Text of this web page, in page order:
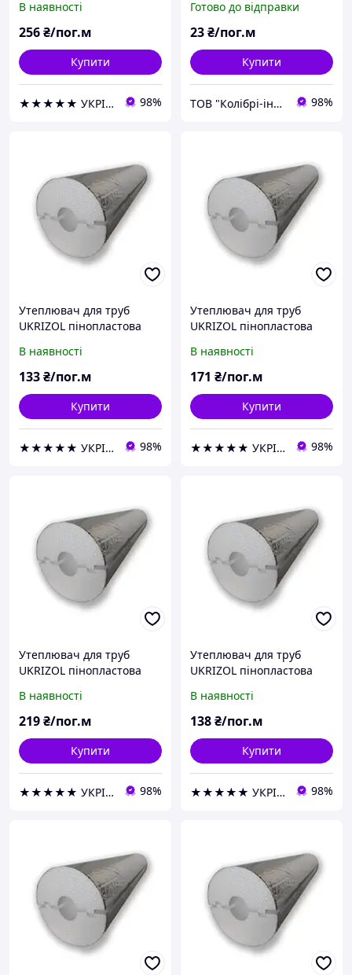
фольгою
В наявності
256₴/пог.м
Купити
★★★★★ УКРІЗОЛ оптово-роздрібна компанія 98%
(000020189)
Готово до відправки
23₴/пог.м
Купити
ТОВ "Колібрі-інвест" 98%
Утеплювач для труб
UKRIZOL пінопластова
фольгою
В наявності
133₴/пог.м
Купити
★★★★★ УКРІЗОЛ оптово-роздрібна компанія 98%
Утеплювач для труб
UKRIZOL пінопластова
фольгою
В наявності
171 ₴/пог.м
Купити
★★★★★ УКРІЗОЛ оптово-роздрібна компанія 98%
Утеплювач для труб
UKRIZOL пінопластова
фольгою
В наявності
219₴/пог.м
Купити
★★★★★ УКРІЗОЛ оптово-роздрібна компанія 98%
Утеплювач для труб
UKRIZOL пінопластова
фольгою
В наявності
138₴/пог.м
Купити
★★★★★ УКРІЗОЛ оптово-роздрібна компанія 98%